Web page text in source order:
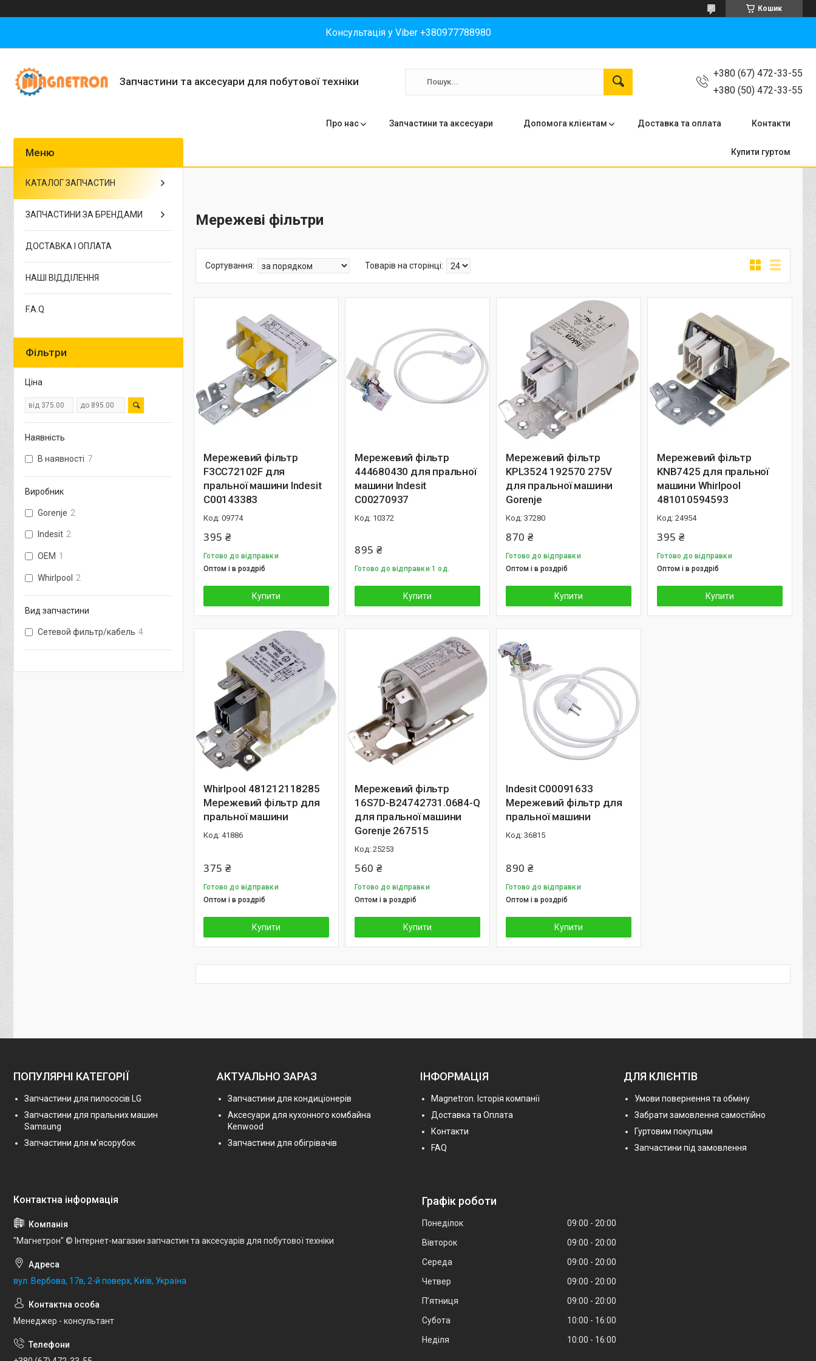
Кошик
Консультація у Viber +380977788980
Запчастини та аксесуари для побутової техніки
+380 (67) 472-33-55
+380 (50) 472-33-55
Про нас Запчастини та аксесуари Допомога клієнтам Доставка та оплата Контакти
Купити гуртом
Мережеві фільтри
Мережевий фільтр
F3CC72102F для
пральної машини Indesit
C00143383
09774
395 ₴
Готово до відправки
Оптом і в роздріб
Купити
Мережевий фільтр
444680430 для пральної
машини Indesit
C00270937
10372
895 ₴
Готово до відправки 1 од.
Купити
Мережевий фільтр
KPL3524 192570 275V
для пральної машини
Gorenje
37280
870 ₴
Готово до відправки
Оптом і в роздріб
Купити
Мережевий фільтр
KNB7425 для пральної
машини Whirlpool
481010594593
24954
395 ₴
Готово до відправки
Оптом і в роздріб
Купити
Whirlpool 481212118285
Мережевий фільтр для
пральної машини
41886
375 ₴
Готово до відправки
Оптом і в роздріб
Купити
Мережевий фільтр
16S7D-B24742731.0684-Q
для пральної машини
Gorenje 267515
25253
560 ₴
Готово до відправки
Оптом і в роздріб
Купити
Indesit C00091633
Мережевий фільтр для
пральної машини
36815
890 ₴
Готово до відправки
Оптом і в роздріб
Купити
КАТАЛОГ ЗАПЧАСТИН
ЗАПЧАСТИНИ ЗА БРЕНДАМИ
ДОСТАВКА І ОПЛАТА
НАШІ ВІДДІЛЕННЯ
F.A.Q
Фільтри
Ціна
Наявність
В наявності 7
Виробник
Gorenje 2
Indesit 2
OEM 1
Whirlpool 2
Вид запчастини
Сетевой фильтр/кабель 4
ПОПУЛЯРНІ КАТЕГОРІЇ
Запчастини для пилососів LG
Запчастини для пральних машин
Samsung
Запчастини для м'ясорубок
АКТУАЛЬНО ЗАРАЗ
Запчастини для кондиціонерів
Аксесуари для кухонного комбайна
Kenwood
Запчастини для обігрівачів
ІНФОРМАЦІЯ
Magnetron. Історія компанії
Доставка та Оплата
Контакти
FAQ
ДЛЯ КЛІЄНТІВ
Умови повернення та обміну
Забрати замовлення самостійно
Гуртовим покупцям
Запчастини під замовлення
"Магнетрон" © Інтернет-магазин запчастин та аксесуарів для побутової техніки
вул. Вербова, 17в, 2-й поверх, Київ, Україна
Менеджер - консультант
Графік роботи
Понеділок 09:00
20:00
Вівторок
09:00
20:00
Середа
09:00
20:00
Четвер
09:00
20:00
Пʼятниця
09:00
20:00
Субота
10:00
16:00
Неділя
10:00 16:00